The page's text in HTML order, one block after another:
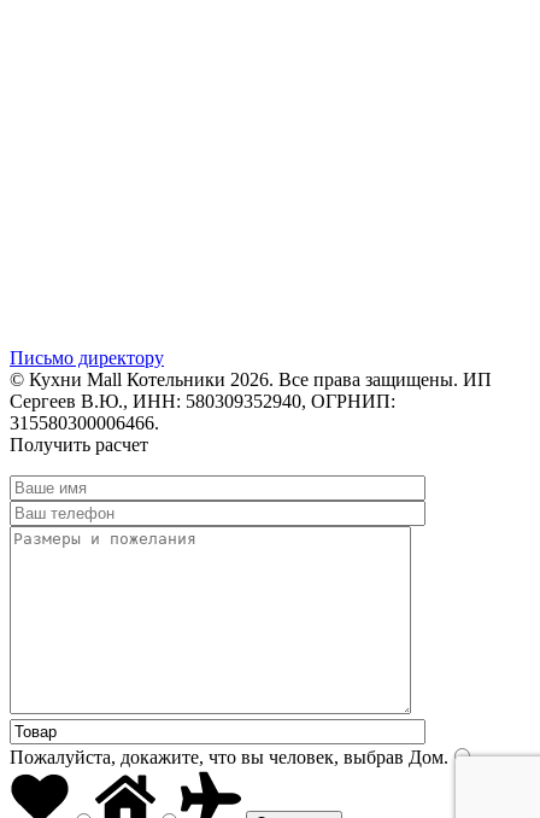
Письмо директору
© Кухни Mall Котельники 2026. Все права защищены. ИП
Сергеев В.Ю., ИНН: 580309352940, ОГРНИП:
315580300006466.
Получить расчет
Пожалуйста, докажите, что вы человек, выбрав Дом.